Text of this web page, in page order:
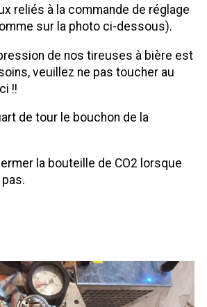
reliés à la commande de réglage
sur la photo ci-dessous).
de nos tireuses à bière est
veuillez ne pas toucher au
!!
de tour le bouchon de la
la bouteille de CO2 lorsque